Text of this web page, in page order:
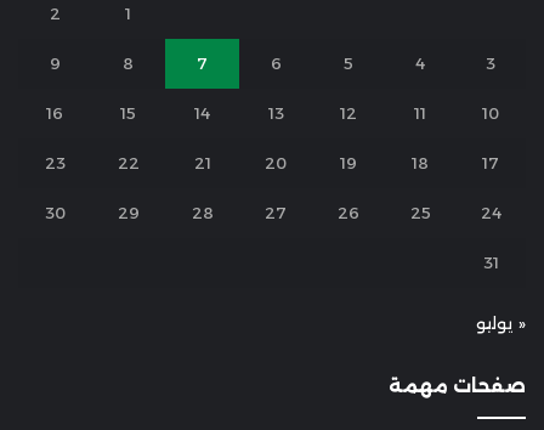
1
2
3
4
5
6
7
8
9
10
11
12
13
14
15
16
17
18
19
20
21
22
23
24
25
26
27
28
29
30
31
« يوليو
صفحات مهمة